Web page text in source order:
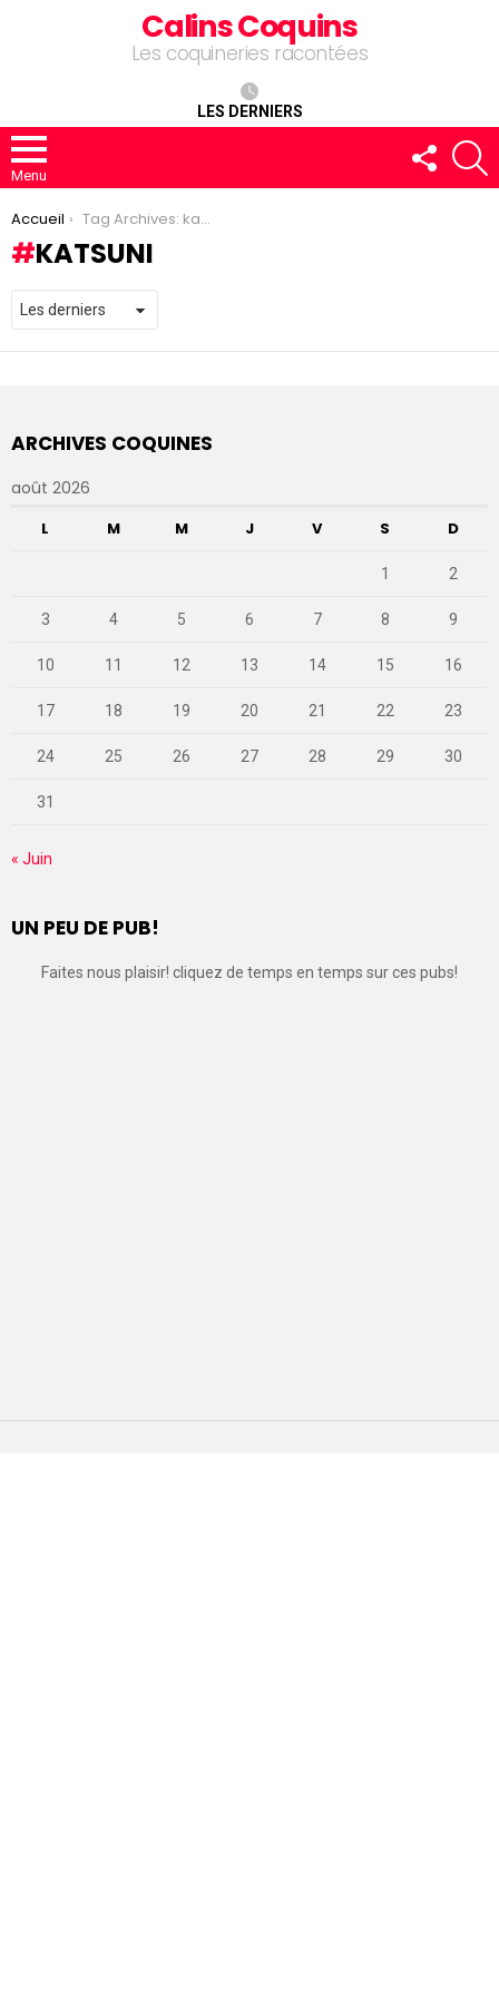
Calins Coquins
Les coquineries racontées
LES DERNIERS
Menu
FOLLOW
US
You are here:
Accueil Tag Archives: katsuni
KATSUNI
ARCHIVES COQUINES
août 2026
L M M J V S D
1 2
3 4 5 6 7 8 9
10 11 12 13 14 15 16
17 18 19 20 21 22 23
24 25 26 27 28 29 30
31
« Juin
UN PEU DE PUB!
Faites nous plaisir! cliquez de temps en temps sur ces pubs!